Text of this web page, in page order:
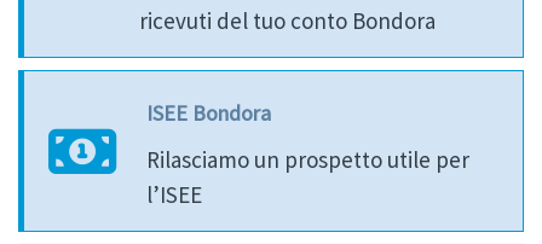
ricevuti del tuo conto Bondora
ISEE Bondora
Rilasciamo un prospetto utile per
l’ISEE